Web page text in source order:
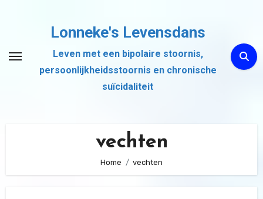
inhoud
Lonneke's Levensdans
Leven met een bipolaire stoornis,
persoonlijkheidsstoornis en chronische
suïcidaliteit
vechten
Home vechten